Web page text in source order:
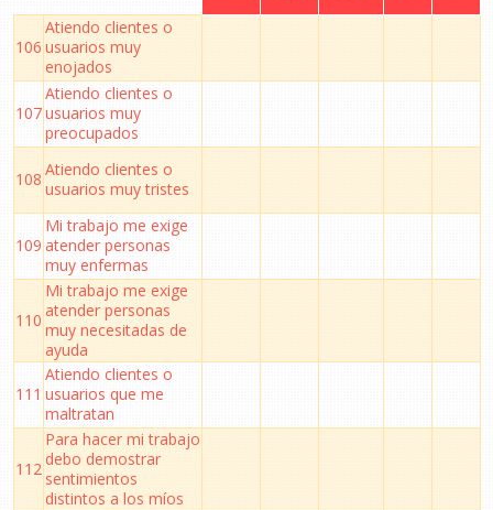
106
Atiendo clientes o
usuarios muy
enojados
107
Atiendo clientes o
usuarios muy
preocupados
108 Atiendo clientes o
usuarios muy tristes
109
Mi trabajo me exige
atender personas
muy enfermas
110
Mi trabajo me exige
atender personas
muy necesitadas de
ayuda
111
Atiendo clientes o
usuarios que me
maltratan
112
Para hacer mi trabajo
debo demostrar
sentimientos
distintos a los míos